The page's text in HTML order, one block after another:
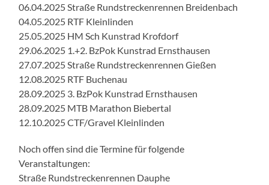
06.04.2025 Straße Rundstreckenrennen Breidenbach
04.05.2025 RTF Kleinlinden
25.05.2025 HM Sch Kunstrad Krofdorf
29.06.2025 1.+2. BzPok Kunstrad Ernsthausen
27.07.2025 Straße Rundstreckenrennen Gießen
12.08.2025 RTF Buchenau
28.09.2025 3. BzPok Kunstrad Ernsthausen
28.09.2025 MTB Marathon Biebertal
12.10.2025 CTF/Gravel Kleinlinden
Noch offen sind die Termine für folgende
Veranstaltungen:
Straße Rundstreckenrennen Dauphe